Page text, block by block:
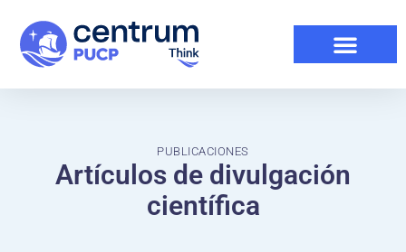
PUBLICACIONES
Artículos de divulgación
científica